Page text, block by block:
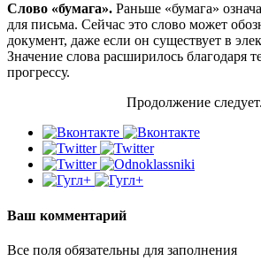
Слово «бумага». Раньше «бумага»
для письма. Сейчас это слово может
документ, даже если он существует в
Значение слова расширилось благодаря
прогрессу.
Продолжение
Ваш комментарий
Все поля обязательны для заполнения